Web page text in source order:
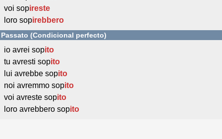
voi sopireste
loro sopirebbero
Passato (Condicional perfecto)
io avrei sopito
tu avresti sopito
lui avrebbe sopito
noi avremmo sopito
voi avreste sopito
loro avrebbero sopito